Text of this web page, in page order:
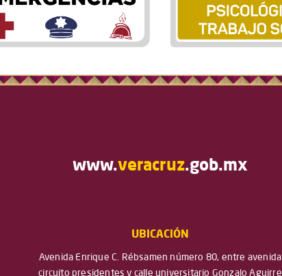
www.veracruz.gob.mx
UBICACIÓN
Avenida Enrique C. Rébsamen número 80, entre avenida
circuito presidentes y calle universitario Gonzalo Aguirre